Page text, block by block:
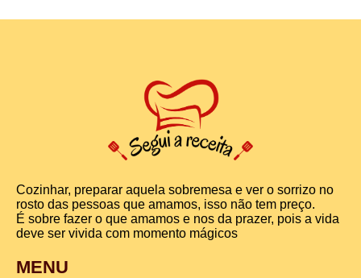
Cozinhar, preparar aquela sobremesa e ver o sorrizo no
rosto das pessoas que amamos, isso não tem preço.
É sobre fazer o que amamos e nos da prazer, pois a vida
deve ser vivida com momento mágicos
MENU